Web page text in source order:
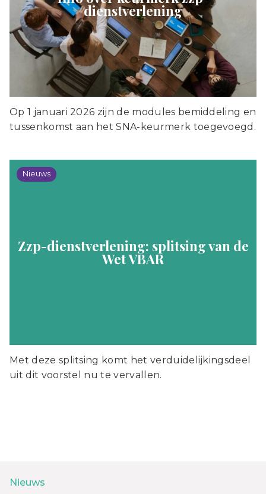
dienstverlening
Op 1 januari 2026 zijn de modules bemiddeling en
tussenkomst aan het SNA-keurmerk toegevoegd.
Nieuws
Zzp-dienstverlening: splitsing van de
Wet VBAR
Met deze splitsing komt het verduidelijkingsdeel
uit dit voorstel nu te vervallen.
Nieuws